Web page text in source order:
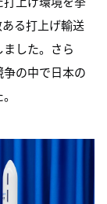
る打上げ輸送
した。さら
の中で日本の